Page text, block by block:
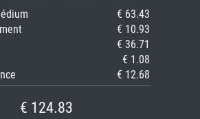
€ 63.43
€ 10.93
€ 36.71
€ 1.08
€ 12.68
€ 124.83